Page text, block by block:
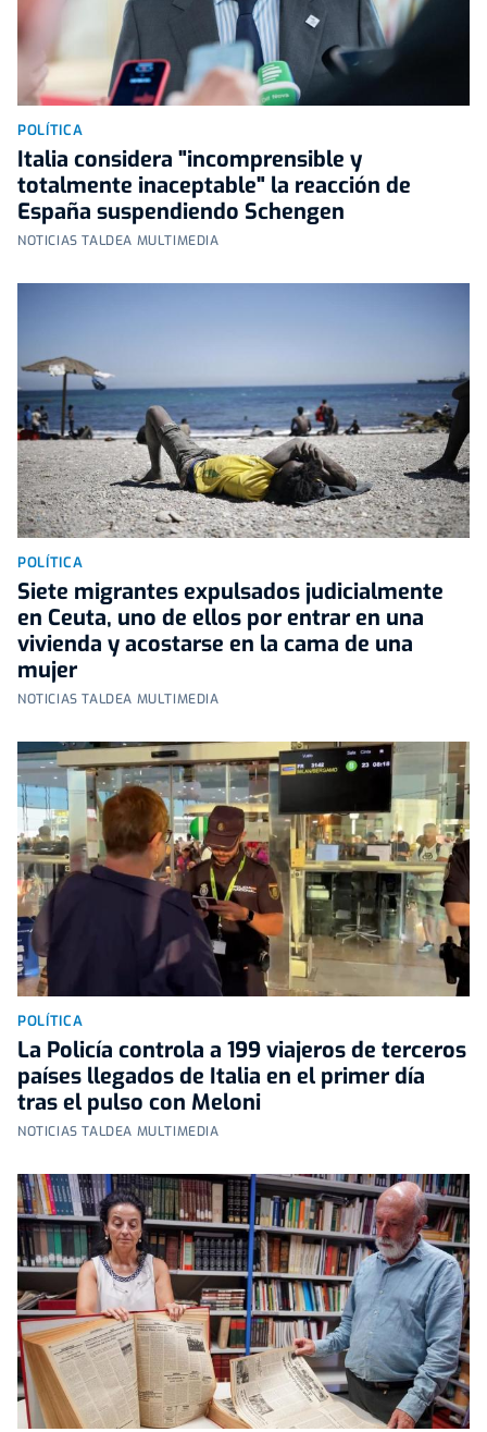
POLÍTICA
Italia considera "incomprensible y
totalmente inaceptable" la reacción de
España suspendiendo Schengen
NOTICIAS TALDEA MULTIMEDIA
POLÍTICA
Siete migrantes expulsados judicialmente
en Ceuta, uno de ellos por entrar en una
vivienda y acostarse en la cama de una
mujer
NOTICIAS TALDEA MULTIMEDIA
POLÍTICA
La Policía controla a 199 viajeros de terceros
países llegados de Italia en el primer día
tras el pulso con Meloni
NOTICIAS TALDEA MULTIMEDIA